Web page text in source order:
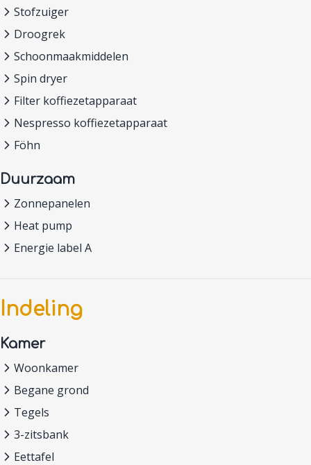
Stofzuiger
Droogrek
Schoonmaakmiddelen
Spin dryer
Filter koffiezetapparaat
Nespresso koffiezetapparaat
Föhn
Duurzaam
Zonnepanelen
Heat pump
Energie label A
Indeling
Kamer
Woonkamer
Begane grond
Tegels
3-zitsbank
Eettafel